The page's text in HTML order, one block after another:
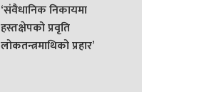
‘संवैधानिक निकायमा
हस्तक्षेपको प्रवृति
लोकतन्त्रमाथिको प्रहार’